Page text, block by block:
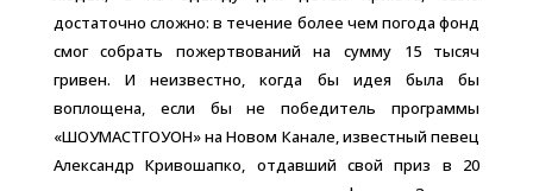
достаточно сложно: в течение более чем погода фонд
смог собрать пожертвований на сумму 15 тысяч
гривен. И неизвестно, когда бы идея была бы
воплощена, если бы не победитель программы
«ШОУМАСТГОУОН» на Новом Канале, известный певец
Александр Кривошапко, отдавший свой приз в 20